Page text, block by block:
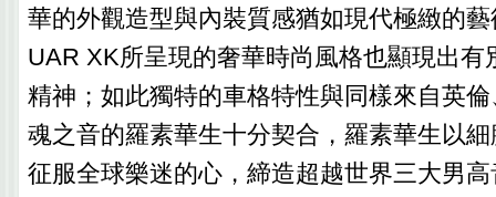
華的外觀造型與內裝質感猶如現代極緻的
UAR XK所呈現的奢華時尚風格也顯現出有
精神；如此獨特的車格特性與同樣來自英
魂之音的羅素華生十分契合，羅素華生以
征服全球樂迷的心，締造超越世界三大男